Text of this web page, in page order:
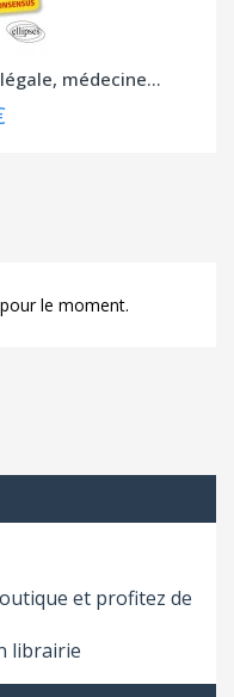
médecine...
le moment.
et profitez de
librairie